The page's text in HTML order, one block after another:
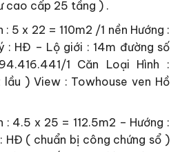
cao cấp 25 tầng ) .
: 5 x 22 = 110m2 /1 nền Hướng :
: HĐ – Lộ giới : 14m đường số
1 Căn Loại Hình :
) View : Towhouse ven Hồ
: 4.5 x 25 = 112.5m2 – Hướng :
HĐ ( chuẩn bị công chứng sổ )